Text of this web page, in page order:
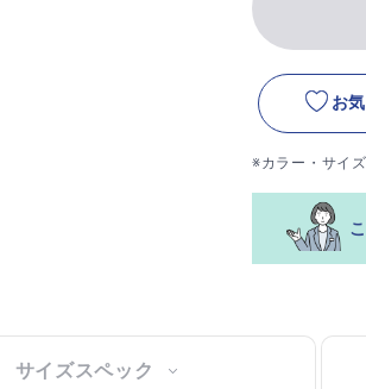
お
※カラー・サイ
サイズスペック